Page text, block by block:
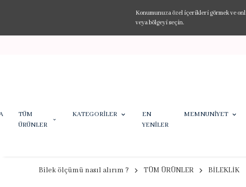
Konumunuza özel içerikleri görmek ve
veya bölgeyi seçin.
TÜM
ÜRÜNLER
KATEGORİLER
EN
YENİLER
MEMNUNİYET
Bilek ölçümü nasıl alırım ? TÜM ÜRÜNLER BİLEKLİK